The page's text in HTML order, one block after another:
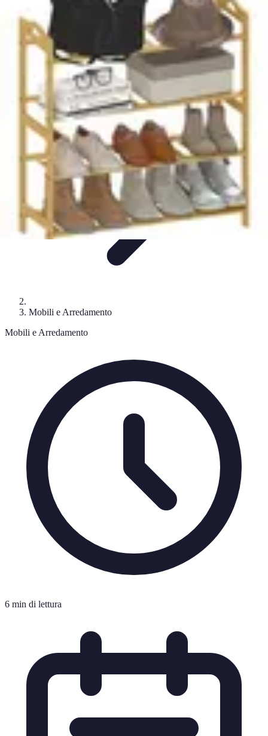
Fai Da Te Italia
Progetti Fai Da Te
Giardinaggio e Spazi
Giardinaggio Fai Da Te Progetti Creativi
Fai Da Te Italia
Mobili e Arredamento
Mobili e Arredamento
6 min di lettura